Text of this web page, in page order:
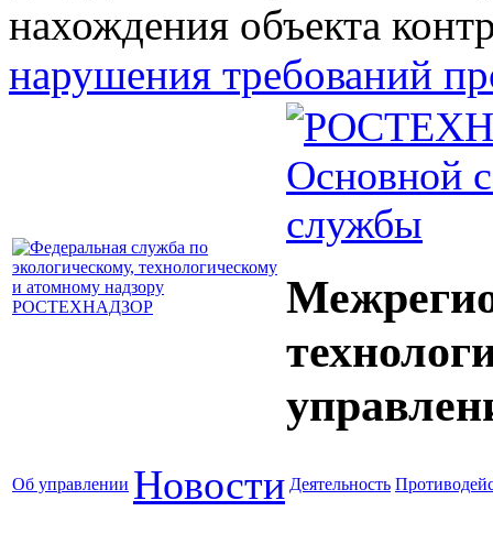
нахождения объекта
нарушения требований
Основной
службы
Об управлении Новости Деятельность